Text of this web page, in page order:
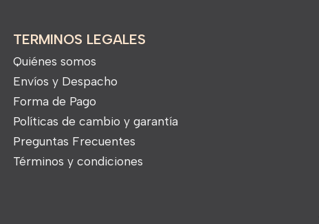
TERMINOS LEGALES
Quiénes somos
Envíos y Despacho
Forma de Pago
Políticas de cambio y garantía
Preguntas Frecuentes
Términos y condiciones